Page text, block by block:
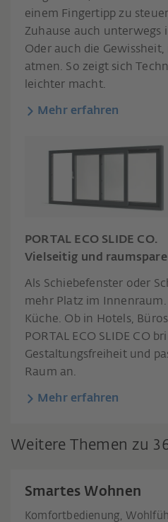
einem Fingertipp zu
Zuhause auch unterwegs
Oder auch die
atmen. So zeigt sich
leichter macht.
Mehr erfahren
PORTAL ECO SLIDE CO.
Vielseitig und
Als Schiebefenster oder
mehr Platz im
Küche. Ob in Hotels,
PORTAL ECO SLIDE CO
Gestaltungsfreiheit und
Raum an.
Mehr erfahren
Weitere Themen zu
Smartes Wohnen
Komfortbedienung,